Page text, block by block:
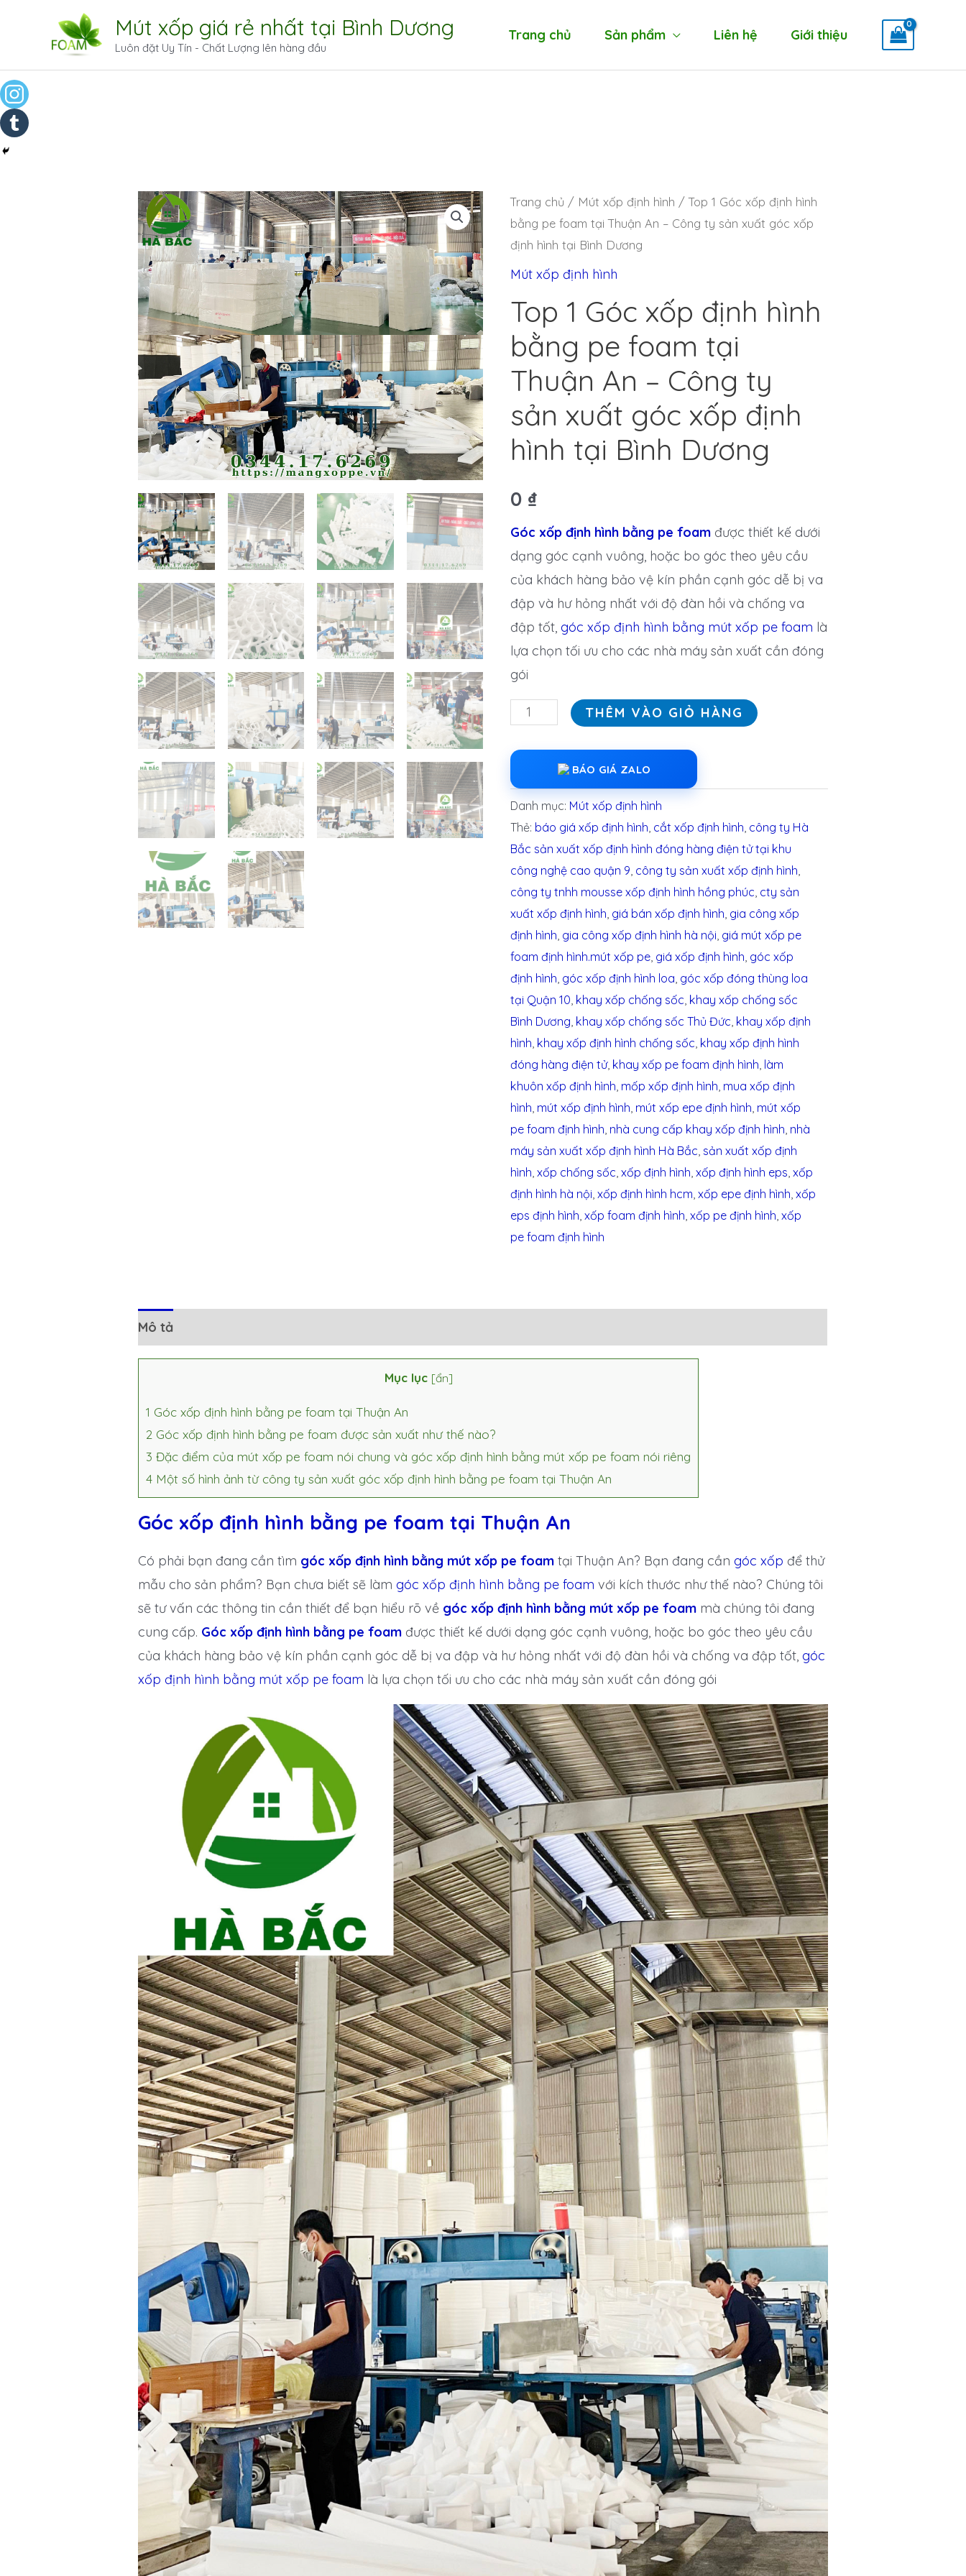
Mút xốp giá rẻ nhất tại Bình Dương
Luôn đặt Uy Tín - Chất Lượng lên hàng đầu
Trang chủ Sản phẩm Liên hệ Giới thiệu
Trang chủ / Mút xốp định hình / Top 1 Góc xốp định hình
bằng pe foam tại Thuận An – Công ty sản xuất góc xốp
định hình tại Bình Dương
Mút xốp định hình
Top 1 Góc xốp định hình
bằng pe foam tại
Thuận An – Công ty
sản xuất góc xốp định
hình tại Bình Dương
0 ₫
Góc xốp định hình bằng pe foam được thiết kế dưới
dạng góc cạnh vuông, hoặc bo góc theo yêu cầu
của khách hàng bảo vệ kín phần cạnh góc dễ bị va
đập và hư hỏng nhất với độ đàn hồi và chống va
đập tốt, góc xốp định hình bằng mút xốp pe foam là
lựa chọn tối ưu cho các nhà máy sản xuất cần đóng
gói
THÊM VÀO GIỎ HÀNG
BÁO GIÁ ZALO
Danh mục: Mút xốp định hình
Thẻ: báo giá xốp định hình, cắt xốp định hình, công ty Hà
Bắc sản xuất xốp định hình đóng hàng điện tử tại khu
công nghệ cao quận 9, công ty sản xuất xốp định hình,
công ty tnhh mousse xốp định hình hồng phúc, cty sản
xuất xốp định hình, giá bán xốp định hình, gia công xốp
định hình, gia công xốp định hình hà nội, giá mút xốp pe
foam định hình.mút xốp pe, giá xốp định hình, góc xốp
định hình, góc xốp định hình loa, góc xốp đóng thùng loa
tại Quận 10, khay xốp chống sốc, khay xốp chống sốc
Bình Dương, khay xốp chống sốc Thủ Đức, khay xốp định
hình, khay xốp định hình chống sốc, khay xốp định hình
đóng hàng điện tử, khay xốp pe foam định hình, làm
khuôn xốp định hình, mốp xốp định hình, mua xốp định
hình, mút xốp định hình, mút xốp epe định hình, mút xốp
pe foam định hình, nhà cung cấp khay xốp định hình, nhà
máy sản xuất xốp định hình Hà Bắc, sản xuất xốp định
hình,xốp chống sốc,xốp định hình,xốp định hình eps,xốp
định hình hà nội,xốp định hình hcm,xốp epe định hình,xốp
eps định hình,xốp foam định hình,xốp pe định hình,xốp
pe foam định hình
Mô tả
Mục lục [ẩn]
1 Góc xốp định hình bằng pe foam tại Thuận An
2 Góc xốp định hình bằng pe foam được sản xuất như thế nào?
3 Đặc điểm của mút xốp pe foam nói chung và góc xốp định hình bằng mút xốp pe foam nói riêng
4 Một số hình ảnh từ công ty sản xuất góc xốp định hình bằng pe foam tại Thuận An
Góc xốp định hình bằng pe foam tại Thuận An
Có phải bạn đang cần tìm góc xốp định hình bằng mút xốp pe foam tại Thuận An? Bạn đang cần góc xốp để thử
mẫu cho sản phẩm? Bạn chưa biết sẽ làm góc xốp định hình bằng pe foam với kích thước như thế nào? Chúng tôi
sẽ tư vấn các thông tin cần thiết để bạn hiểu rõ về góc xốp định hình bằng mút xốp pe foam mà chúng tôi đang
cung cấp. Góc xốp định hình bằng pe foam được thiết kế dưới dạng góc cạnh vuông, hoặc bo góc theo yêu cầu
của khách hàng bảo vệ kín phần cạnh góc dễ bị va đập và hư hỏng nhất với độ đàn hồi và chống va đập tốt, góc
xốp định hình bằng mút xốp pe foam là lựa chọn tối ưu cho các nhà máy sản xuất cần đóng gói